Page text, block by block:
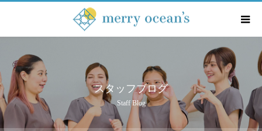
スタッフブログ
Staff Blog